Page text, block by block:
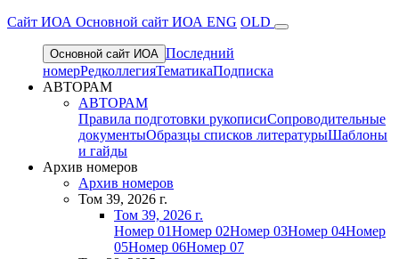
Cайт ИОА Основной сайт ИОА ENG OLD
Основной сайт ИОА Последний
номерРедколлегияТематикаПодписка
АВТОРАМ
АВТОРАМ
Правила подготовки рукописиСопроводительные
документыОбразцы списков литературыШаблоны
и гайды
Архив номеров
Архив номеров
Том 39, 2026 г.
Том 39, 2026 г.
Номер 01Номер 02Номер 03Номер 04Номер
05Номер 06Номер 07